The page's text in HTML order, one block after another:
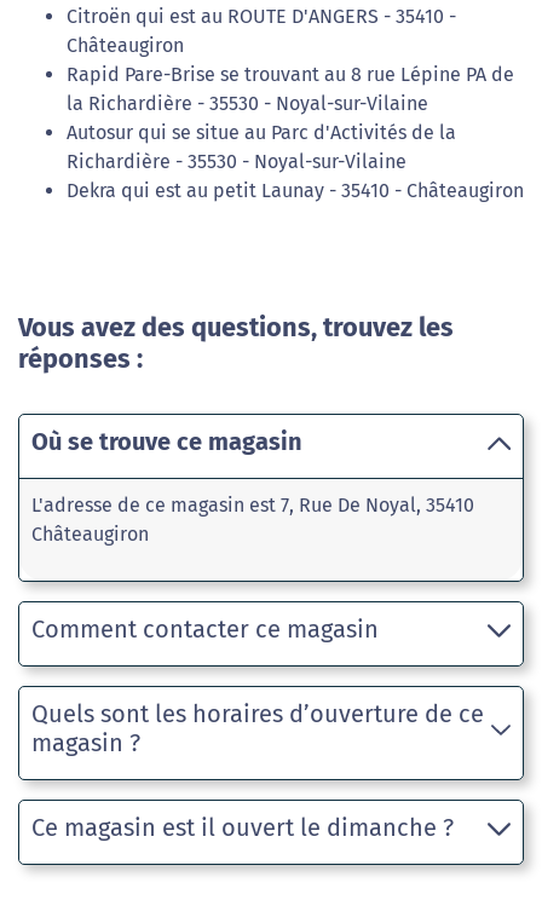
Citroën qui est au ROUTE D'ANGERS - 35410 -
Châteaugiron
Rapid Pare-Brise se trouvant au 8 rue Lépine PA de
la Richardière - 35530 - Noyal-sur-Vilaine
Autosur qui se situe au Parc d'Activités de la
Richardière - 35530 - Noyal-sur-Vilaine
Dekra qui est au petit Launay - 35410 - Châteaugiron
Vous avez des questions, trouvez les
réponses :
Où se trouve ce magasin
L'adresse de ce magasin est 7, Rue De Noyal, 35410
Châteaugiron
Comment contacter ce magasin
Quels sont les horaires d’ouverture de ce
magasin ?
Ce magasin est il ouvert le dimanche ?